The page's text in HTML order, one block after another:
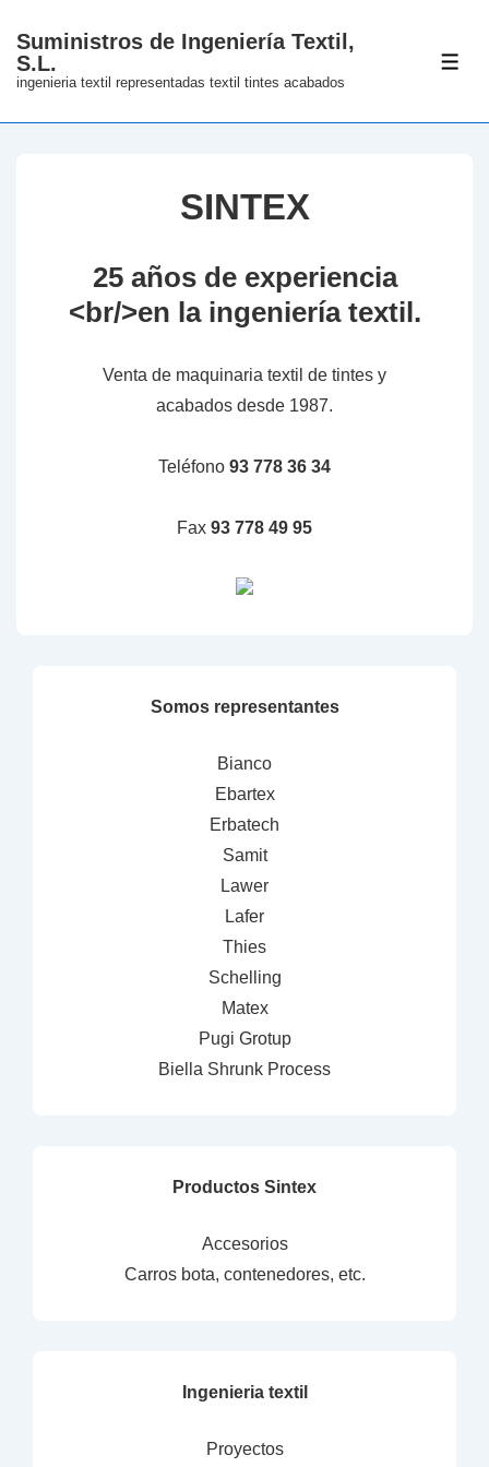
SkipSuministros de Ingeniería Textil,
S.L.
ingenieria textil representadas textil tintes acabados
SINTEX
25 años de experiencia
<br/>en la ingeniería textil.
Venta de maquinaria textil de tintes y
acabados desde 1987.
Teléfono 93 778 36 34
Fax 93 778 49 95
Somos representantes
Bianco
Ebartex
Erbatech
Samit
Lawer
Lafer
Thies
Schelling
Matex
Pugi Grotup
Biella Shrunk Process
Productos Sintex
Accesorios
Carros bota, contenedores, etc.
Ingenieria textil
Proyectos